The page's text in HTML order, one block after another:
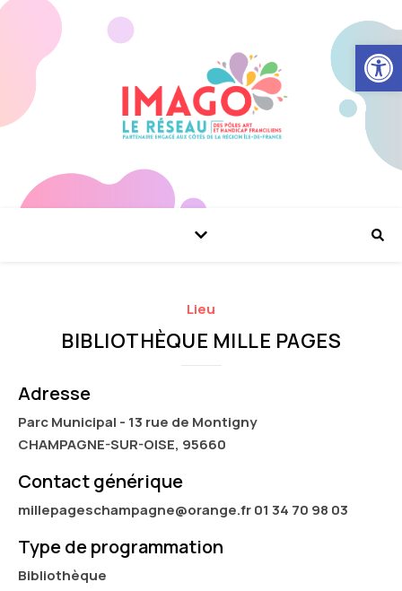
Ouvrir
Lieu
BIBLIOTHÈQUE MILLE PAGES
Adresse
Parc Municipal - 13 rue de Montigny
CHAMPAGNE-SUR-OISE, 95660
Contact générique
millepageschampagne@orange.fr 01 34 70 98 03
Type de programmation
Bibliothèque